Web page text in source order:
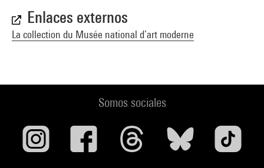
Enlaces externos
La collection du Musée national d’art moderne
Somos sociales